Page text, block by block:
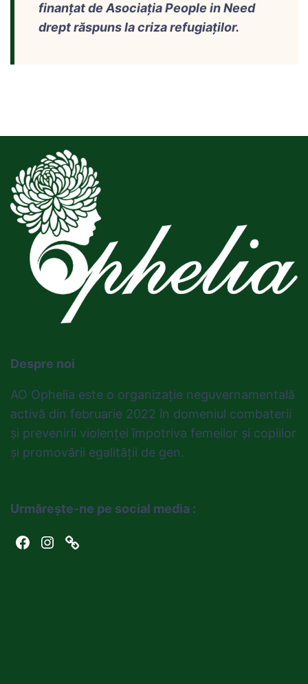
finanțat de Asociația People in Need
drept răspuns la criza refugiaților.
Despre noi
AO Ophelia este o organizație neguvernamentală
activă din februarie 2022 în domeniul combaterii
și prevenirii violenței împotriva femeilor și copiilor
și promovării egalității de gen.
Urmărește-ne pe social media :
Facebook
Instagram
Link